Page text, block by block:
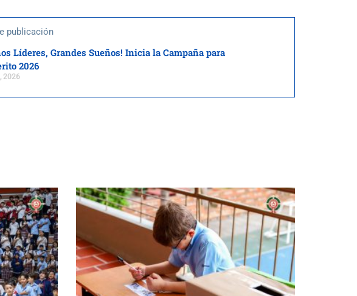
publicación
Líderes, Grandes Sueños! Inicia la Campaña para
2026
2026